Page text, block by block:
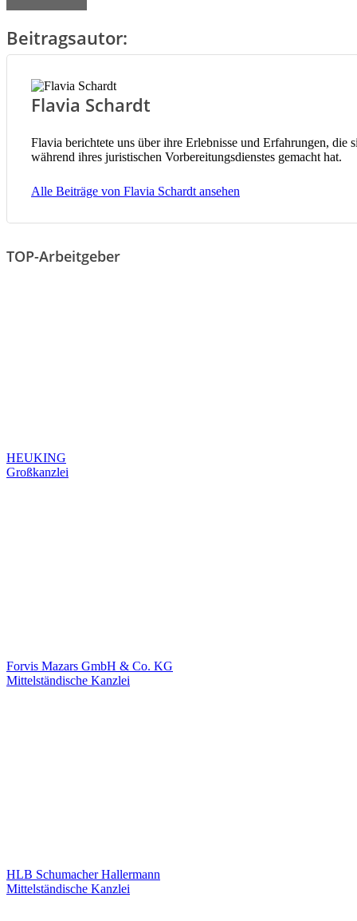
Beitragsautor:
Flavia Schardt
Flavia berichtete uns über ihre Erlebnisse und Erfahrungen, die
während ihres juristischen Vorbereitungsdienstes gemacht hat.
Alle Beiträge von Flavia Schardt ansehen
TOP-Arbeitgeber
HEUKING
Großkanzlei
Forvis Mazars GmbH & Co. KG
Mittelständische Kanzlei
HLB Schumacher Hallermann
Mittelständische Kanzlei